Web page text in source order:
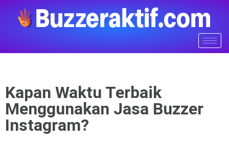
Kapan Waktu Terbaik
Menggunakan Jasa Buzzer
Instagram?